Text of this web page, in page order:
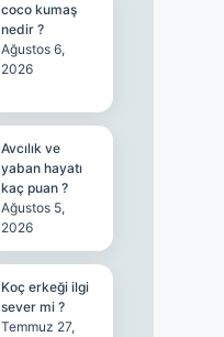
coco kumaş
nedir ?
Ağustos 6,
2026
Avcılık ve
yaban hayatı
kaç puan ?
Ağustos 5,
2026
Koç erkeği ilgi
sever mi ?
Temmuz 27,